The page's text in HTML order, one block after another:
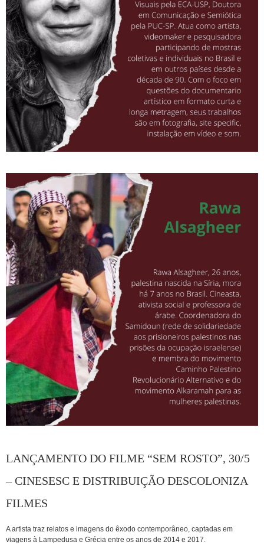
LANÇAMENTO DO FILME “SEM ROSTO”, 30/5
– CINESESC E DISTRIBUIÇÃO DESCOLONIZA
FILMES
A artista traz relatos e imagens do êxodo contemporâneo, captadas em
viagens à Lampedusa e Grécia entre os anos de 2014 e 2017.